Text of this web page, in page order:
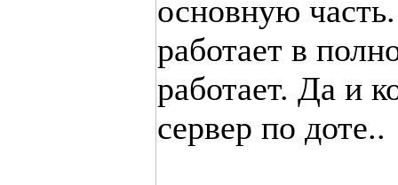
основную
работает в
работает. Да и
сервер по доте..